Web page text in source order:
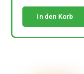
In den Korb